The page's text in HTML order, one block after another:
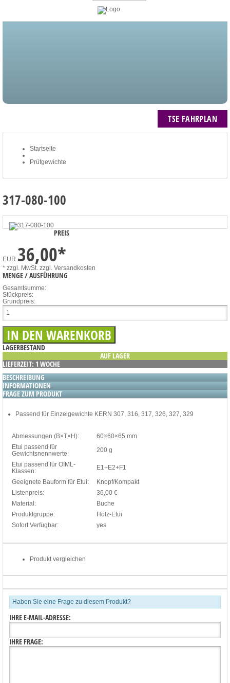
TSE FAHRPLAN
Startseite
Prüfgewichte
317-080-100
PREIS
EUR 36,00*
* zzgl. MwSt. zzgl. Versandkosten
MENGE / AUSFÜHRUNG
Gesamtsumme:
Stückpreis:
Grundpreis:
LAGERBESTAND
AUF LAGER
LIEFERZEIT: 1 WOCHE
BESCHREIBUNG
INFORMATIONEN
FRAGE ZUM PRODUKT
Passend für Einzelgewichte KERN 307, 316, 317, 326, 327, 329
Abmessungen (B×T×H):
60×60×65 mm
Etui passend für
Gewichtsnennwerte:
200 g
Etui passend für OIML-
Klassen:
E1+E2+F1
Geeignete Bauform für Etui:
Knopf/Kompakt
Listenpreis:
36,00 €
Material:
Buche
Produktgruppe:
Holz-Etui
Sofort Verfügbar:
yes
Produkt vergleichen
Haben Sie eine Frage zu diesem Produkt?
IHRE E-MAIL-ADRESSE:
IHRE FRAGE: